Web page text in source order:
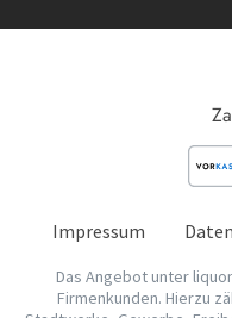
Impressum
Das Angebot unter
Firmenkunden. Hierzu